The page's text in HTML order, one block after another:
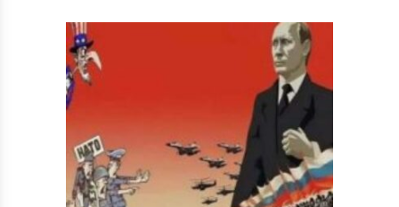
Ваш адрес email не будет опубликован. Обязательные поля
Комментарий*